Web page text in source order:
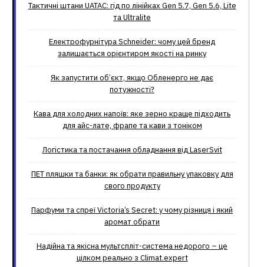
Тактичні штани UATAC: гід по лінійках Gen 5.7, Gen 5.6, Lite
та Ultralite
Електрофурнітура Schneider: чому цей бренд
залишається орієнтиром якості на ринку
Як запустити об’єкт, якщо Обленерго не дає
потужності?
Кава для холодних напоїв: яке зерно краще підходить
для айс-лате, фрапе та кави з тоніком
Логістика та постачання обладнання від LaserSvit
ПЕТ пляшки та банки: як обрати правильну упаковку для
свого продукту
Парфуми та спреї Victoria’s Secret: у чому різниця і який
аромат обрати
Надійна та якісна мультспліт-система недорого – це
цілком реально з Climat.еxpert